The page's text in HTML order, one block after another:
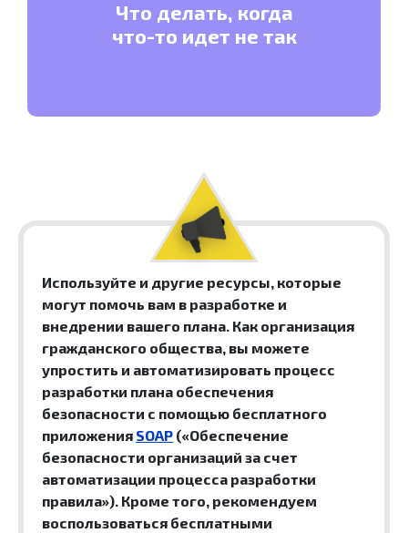
Что делать, когда
что-то идет не так
Используйте и другие ресурсы, которые
могут помочь вам в разработке и
внедрении вашего плана. Как организация
гражданского общества, вы можете
упростить и автоматизировать процесс
разработки плана обеспечения
безопасности с помощью бесплатного
приложения SOAP («Обеспечение
безопасности организаций за счет
автоматизации процесса разработки
правила»). Кроме того, рекомендуем
воспользоваться бесплатными